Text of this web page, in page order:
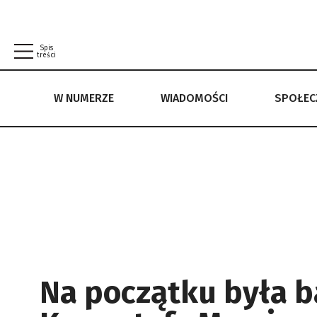
Spis
treści
W NUMERZE WIADOMOŚCI
W NUMERZE WIADOMOŚCI SPOŁECZEŃSTWO
Na początku była